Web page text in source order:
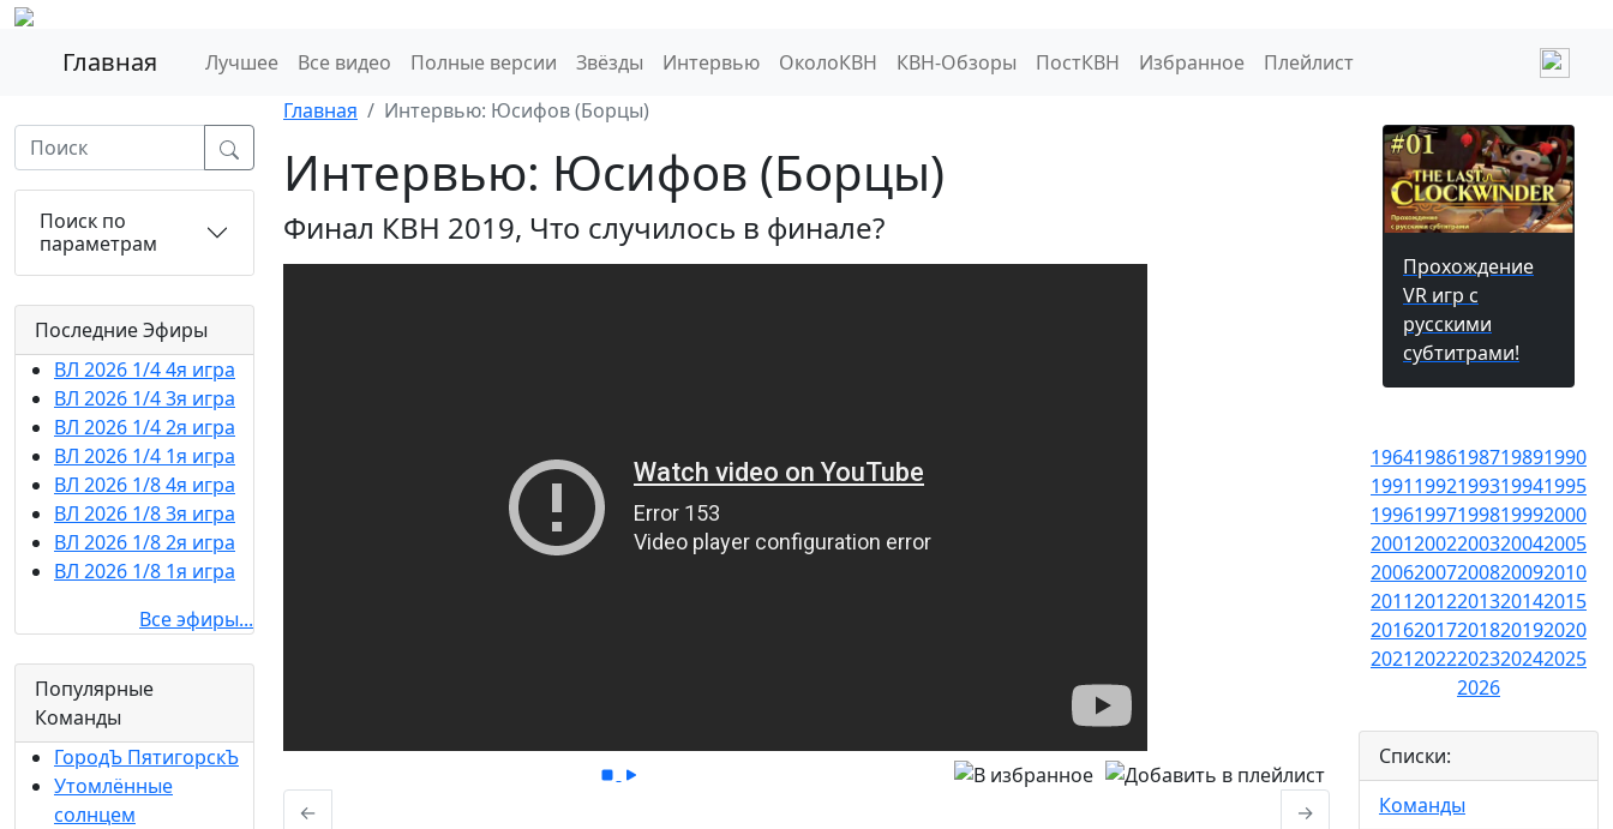
Главная Лучшее Все видео Полные версии Звёзды Интервью ОколоКВН КВН-Обзоры ПостКВН Избранное Плейлист
Поиск по
параметрам
Последние Эфиры
ВЛ 2026 1/4 4я игра
ВЛ 2026 1/4 3я игра
ВЛ 2026 1/4 2я игра
ВЛ 2026 1/4 1я игра
ВЛ 2026 1/8 4я игра
ВЛ 2026 1/8 3я игра
ВЛ 2026 1/8 2я игра
ВЛ 2026 1/8 1я игра
Все эфиры...
Популярные
Команды
ГородЪ ПятигорскЪ
Утомлённые
солнцем
Главная Интервью: Юсифов (Борцы)
Интервью: Юсифов (Борцы)
Финал КВН 2019, Что случилось в финале?
← →
Прохождение
VR игр с
русскими
субтитрами!
19641986198719891990
19911992199319941995
19961997199819992000
20012002200320042005
20062007200820092010
20112012201320142015
20162017201820192020
20212022202320242025
2026
Списки:
Команды